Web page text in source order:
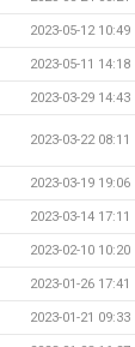
2023-05-12 10:49
2023-05-11 14:18
2023-03-29 14:43
2023-03-22 08:11
2023-03-19 19:06
2023-03-14 17:11
2023-02-10 10:20
2023-01-26 17:41
2023-01-21 09:33